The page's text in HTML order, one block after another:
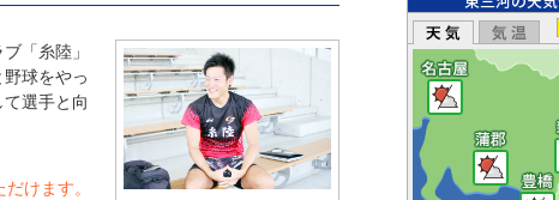
「糸陸」
球をやっ
選手と向
けます。